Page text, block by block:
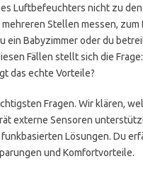
Luftbefeuchters nicht zu
Stellen messen, zum
ein Babyzimmer oder du
Fällen stellt sich die Frage:
das echte Vorteile?
Fragen. Wir klären,
externe Sensoren
Lösungen. Du
und Komfortvorteile.